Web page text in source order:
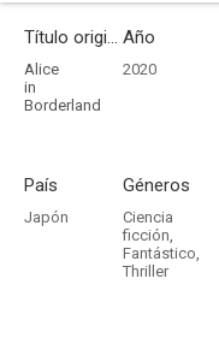
Título original
Alice
in
Borderland
Año
2020
País
Japón
Géneros
Ciencia
ficción,
Fantástico,
Thriller